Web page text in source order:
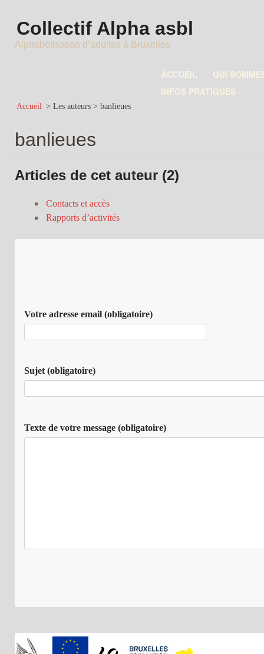
Collectif Alpha asbl
Alphabétisation d’adultes à Bruxelles
ACCUEIL
QUI
INFOS PRATIQUES
Accueil > Les auteurs > banlieues
banlieues
Articles de cet auteur (2)
Contacts et accès
Rapports d’activités
Votre adresse email (obligatoire)
Sujet (obligatoire)
Texte de votre message (obligatoire)